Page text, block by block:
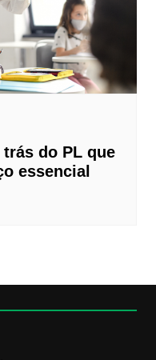
do PL que
essencial